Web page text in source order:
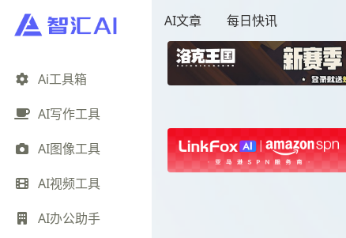
Ai工具箱
AI写作工具
AI图像工具
AI视频工具
AI办公助手
AI文章 每日快讯